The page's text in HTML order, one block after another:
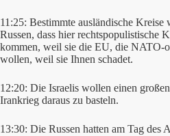
11:25: Bestimmte ausländische Kreise
Russen, dass hier rechtspopulistische
kommen, weil sie die EU, die NATO-
wollen, weil sie Ihnen schadet.
12:20: Die Israelis wollen einen
Irankrieg daraus zu basteln.
13:30: Die Russen hatten am Tag des